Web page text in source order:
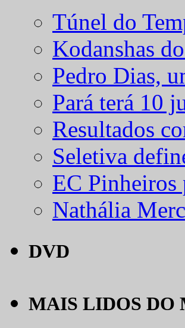
Túnel do
Kodanshas
Pedro Dias,
Pará terá 10
Resultados
Seletiva
EC Pinheiros
Nathália
DVD
MAIS LIDOS DO